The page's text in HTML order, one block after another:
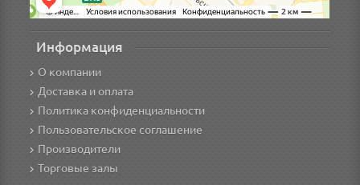
Информация
О компании
Доставка и оплата
Политика конфиденциальности
Пользовательское соглашение
Производители
Торговые залы